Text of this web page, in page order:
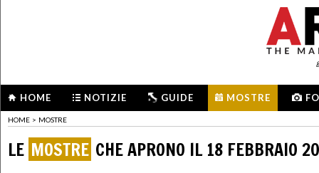
HOME NOTIZIE GUIDE MOSTRE
HOME > MOSTRE
LE MOSTRE CHE APRONO IL 18 FEBBRAIO